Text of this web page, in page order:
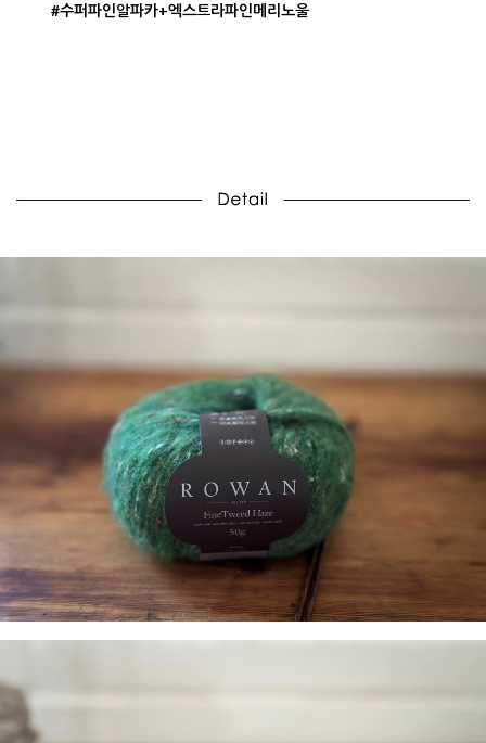
#수퍼파인알파카+엑스트라파인메리노울